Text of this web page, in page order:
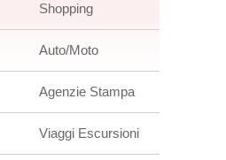
Shopping
Auto/Moto
Agenzie Stampa
Viaggi Escursioni